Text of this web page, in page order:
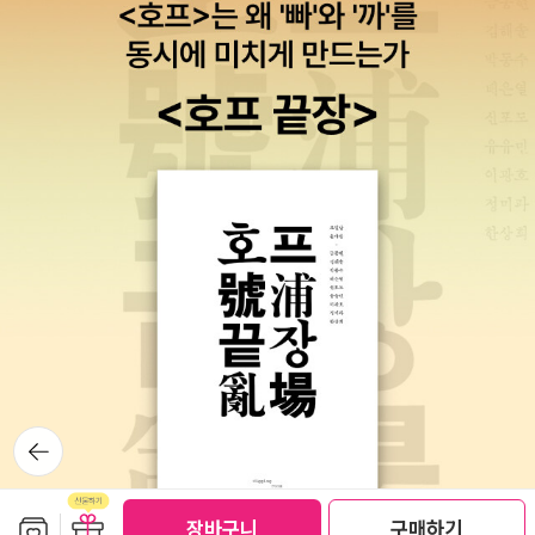
장바구니 구매하기
'안물안궁'이란 말까지 나왔겠어요. 하지만 이야기에 대한 호기심이
없다면 사람들이 소설을 읽거나 영화를 보는 일은 없었겠죠.​대개 우
리는 말보다 먹는 게 더 그립죠. 전혀 안 궁금하겠지만 저는 어제부터
먹고 싶던 DUNKIN 도넛을 샀어요. 제 주변엔 DUNKIN 매장이 딱
한 군데 있는데 주인이 불친절해서 가기 꺼려지지만 도넛이 먹고 싶
다! DUNKIN으로! 때문에 사소한 언짢음은 무시하는 거야! 하고 갔
어요. 제가 갈 때만 주인이 있는 건지 왜 많고 많은 상냥한 아르바이트
생을 여기선 볼 수 없는 건지 늘 아쉬웠죠. 저도 감정 노동하기 싫으니
까 상대에게 바라지도 않지만 늘 냉기가 도는 건 좀. 주인은 계산대에
서 자기 일을 하느라 제가 고른 것을 살가울 정도까지는 아니더라도
즉시 포장해 줄 제스처가 아니었어요. 이럴 거면 셀프 포장대를 만들
어 달라! 하여간 우리는 서부의 총잡이처럼 한참 뜸을 들였고 기다리
다 못한 제가 포장을 요청하자 주인은 자신은 당연히 그럴 생각이었
다는 듯 포장을 해줬어요. 아, 여긴 되도록 오고 싶지 않다, 그 생각을
하며 나왔지요. 그러거나 말거나 오랜만에 먹는 DUNKIN은 여전히
맛있었어요😭 ​미드 《DEXTER》에서 덱스터는 출근하면서 도넛을
발음이 같기 때문에 그 차이는 소리로 들리지 않는 것'이다. 그래서 a
는 죽음으로 간주될 수도 있다. 그리고 이 죽음은 '음성 언어'라는 폭
군의 죽음을 알리는 것이다. 데리다가 e가 아닌 a를 붙인 이유는 하나
더 있다. 그것은 차이가 어떠한 경우에도 고정되고 결정된 것이 아니
라 항상 진행되는 과정에 있음을 나타내기 위해서다. _ 박영욱, <데
재의 의미는 어디에 있는 것일까? 데리다에 의하면 존재의 의미가 명
확하게 어느 곳에 있는 것이 아니라 경계 자체이다. 의식 - 무의식의
상호작용으로 만들어지는 것이 텍스트라는 체계이며, 의미이기 때문
에, 이를 명확하게 구분하는 것이 불가능하다는 것이 데리다의 입장
이다. 이러한 부분은 들뢰즈의 다양체가 가진 '다양성'과도 통할 수 있
다. 들뢰즈의 '다양성' 개념은 모든 물질이 무한한 이미지의 총합이라
는 면에서 데리다의 이중인상과도 연결되지만, 이로부터 이들 사상의
차이를 발견할 수 있다. 만약 예술작품의 의미가 텍스트 내부에 있는
것도 아니고 텍스트 외부에 있는 것도 아니라면 당연히 그것들이 얽
히는 중간에 있어야 할 것이다. 따라서 예술작품 자체는 텍스트의 안
것일까? 아마도 아직은, 어쩌면 앞으로도 어려울 것 같다. 그래도 낫
을 들고 쓴 글쓰기를 상상하게 된다. 낫은 쓰거나 말할 수 없고, 짖을
수밖에 없는 것이지만, 낫으로 그려진 글이야말로 붓으로 쓰여진 글
보다 훨씬 더 크게 세상을 향해 부르짖는 글이 될 수도 있다. '양반들
은 그 낫으로 도둑의 목을 베고 그 개를 앞세워 사냥을 할 수도 있다.
들어 추수를 할 때가 올 것이다. 그러면 세상은 혼란에 빠지게 된다.
오래전 네 증조부 때처럼 말이다'.마지막 문장에서 단서를 삼아 이 작
품에 나온 수복의 주인을 수복의 다른 자아라 생각해본다면 정사에서
누락된 사사를 기록해 글로 세상을 바꾸겠다는 주인의 뜻, 수복의 증
조부의 의지는 날카로운 낫이 짖을 때의 모습, 혁명의 모습이라고도
할 수 있을 것이다. 그렇다면 '난 글을 읽을 줄 모른다'라는 문장은 'I
would prefer not to'에 비견할만한 문장이라 할 수 있지 않을까?
새로운 세계를 그려내는 말의 조건인 힘을 가진 자가 그려내는 글의
세계를 거부하는 말, 그 말이 바로 이 말이지 않을까. ‘난 글을 읽을 줄
속에 면면히 이어져 온 것들임을 알 수 있다. 매우 현재적이고 얼마든
지 현재의 철학적 성찰을 끌어낼 수 있다. 서구 사상의 근본적 개념어
들이 헬라어나 라틴어에 있듯이 우리 사상의 근본이 저 유, 불, 도의
그런지 없애버려야 할 구시대의 사유로 치부했다. 대신 새 시대에 어
울리는 사상으로 서구의 근대사상을 여과 없이 수입해다 우리 것인
양 사용했다. 칸트의 <순수이성 비판>이 한국적으로 체화되면 한국
의 칸트가 되는가? 서구철학을 연구하는 사람들은 당연히 그렇다고
한다. 들어보면 얼추 타당한 것도 같다. 칸트를 얼마든지 한국적으로
수용할 수 있고, 이때의 칸트는 독일이 아닌 한국이 체화한 칸트란
다. 뭐, 듣고 보면 그럴들하다. 하지만 나는 이런 논리에 동의할 수 없
다. 적어도 칸트가 한국의 칸트가 되려면 기층민들 대다수가 이해하
는데 부침이 없어야 한다. 생활속 사고에 자연스럽게 스며들어야 한
다. 그런데, 현재 칸트의 연구 업적이 과연 우리 일반인들에게 부침없
이, 거부감없이 수용되될 수 있는 수준인가? 일단 '비판'이라는 단어
쟁점이 무엇이었는지는 확인해봐도 좋겠다... 13. 09. 21.
천하고 싶은 책이나, 현재 일시 품절상태다.(14일 경 재입고되므로,
'혹여' 선택된다면 문제는 없으리라 보지만.) 어쨋든 재미있는 일인데,
물론 초판을 너무 적게 찍었을 수도 있지만, 그리고 최근 가장 영향력
있는 철학자 중의 한명인 '알랭 바디우'의 손꼽아 기다리던(국내에 제
대로 번역-소개되지 못했으므로) 명저이기 때문이기도 하지만, 그래
의 죽음' 이후에도 여전히 살아 꿈틀거리는 '거대 서사'와의 대립을 보
여주는 반-포스트모더니즘적 도전이며, 따라서 그것은 '플라톤주의
자'로서의 면모를 유감없이 보여준다고 하겠다. 정말 12월에는 읽고
싶은 책들이 '넘쳐나도록' 나온 것 같다. 바디우의 '사랑 예찬'과 같은
책들도 추천하고 싶었고, 아리스토텔레스의 '시학'도 재도전해보고 싶
었다. 아무쪼록 좋은 책이 선택되었으면~.
뒤로가
기